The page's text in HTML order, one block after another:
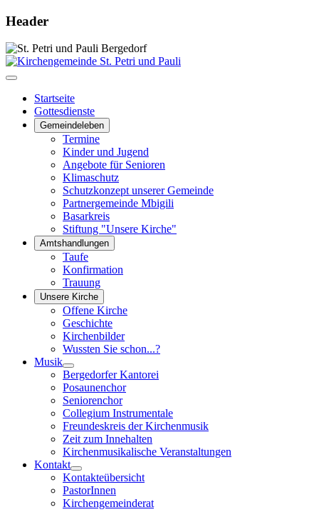
Header
Startseite
Gottesdienste
Gemeindeleben
Termine
Kinder und Jugend
Angebote für Senioren
Klimaschutz
Schutzkonzept unserer Gemeinde
Partnergemeinde Mbigili
Basarkreis
Stiftung "Unsere Kirche"
Amtshandlungen
Taufe
Konfirmation
Trauung
Unsere Kirche
Offene Kirche
Geschichte
Kirchenbilder
Wussten Sie schon...?
Musik
Bergedorfer Kantorei
Posaunenchor
Seniorenchor
Collegium Instrumentale
Freundeskreis der Kirchenmusik
Zeit zum Innehalten
Kirchenmusikalische Veranstaltungen
Kontakt
Kontakteübersicht
PastorInnen
Kirchengemeinderat